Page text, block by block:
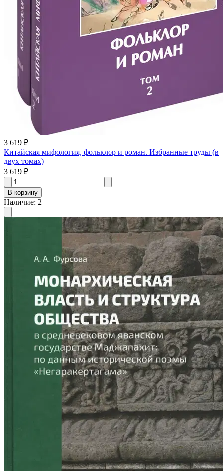
3 619 ₽
Китайская мифология, фольклор и роман. Избранные труды (в
двух томах)
3 619 ₽
В корзину
Наличие: 2